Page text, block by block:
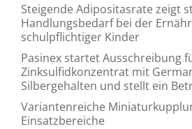
Steigende Adipositasrate zeigt
Handlungsbedarf bei der
schulpflichtiger Kinder
Pasinex startet Ausschreibung
Zinksulfidkonzentrat mit
Silbergehalten und stellt ein
Variantenreiche
Einsatzbereiche